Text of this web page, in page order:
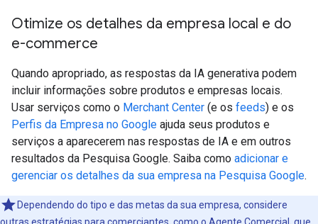
Otimize os detalhes da empresa local e do
e-commerce
Quando apropriado, as respostas da IA generativa podem
incluir informações sobre produtos e empresas locais.
Usar serviços como o Merchant Center (e os feeds) e os
Perfis da Empresa no Google ajuda seus produtos e
serviços a aparecerem nas respostas de IA e em outros
resultados da Pesquisa Google. Saiba como adicionar e
gerenciar os detalhes da sua empresa na Pesquisa Google.
Dependendo do tipo e das metas da sua empresa, considere